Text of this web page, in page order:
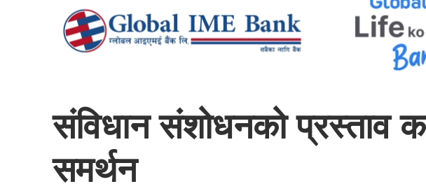
संविधान संशोधनको प्रस्ताव
समर्थन